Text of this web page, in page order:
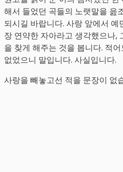
해서 들었던 곡들의 노랫말을 읊
되시길 바랍니다. 사랑 앞에서
장 연약한 자아라고 생각했으나,
을 찾게 해주는 것을 봅니다. 적
없었으니 말입니다. 사실입니다.
사랑을 빼놓고선 적을 문장이 없